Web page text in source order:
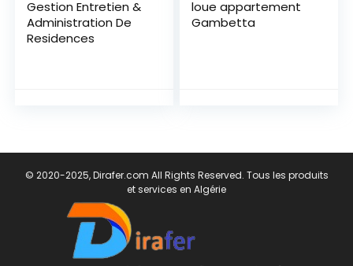
Gestion Entretien &
Administration De
Residences
loue appartement
Gambetta
© 2020-2025, Dirafer.com All Rights Reserved. Tous les produits
et services en Algérie